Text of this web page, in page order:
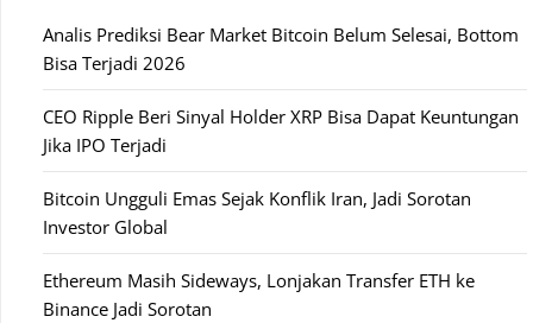
Analis Prediksi Bear Market Bitcoin Belum Selesai, Bottom
Bisa Terjadi 2026
CEO Ripple Beri Sinyal Holder XRP Bisa Dapat Keuntungan
Jika IPO Terjadi
Bitcoin Ungguli Emas Sejak Konflik Iran, Jadi Sorotan
Investor Global
Ethereum Masih Sideways, Lonjakan Transfer ETH ke
Binance Jadi Sorotan